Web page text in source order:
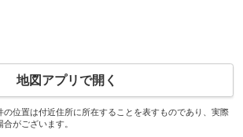
地図アプリで開く
位置は付近住所に所在することを表すものであり、実際
がございます。